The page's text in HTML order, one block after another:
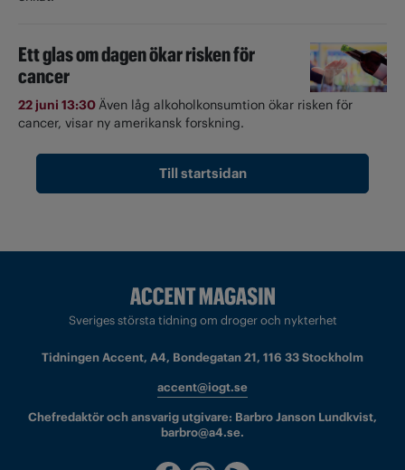
Ett glas om dagen ökar risken för
cancer
22 juni 13:30Även låg alkoholkonsumtion ökar risken för
cancer, visar ny amerikansk forskning.
Till startsidan
Sveriges största tidning om droger och nykterhet
Tidningen Accent, A4, Bondegatan 21, 116 33 Stockholm
accent@iogt.se
Chefredaktör och ansvarig utgivare: Barbro Janson Lundkvist,
barbro@a4.se.